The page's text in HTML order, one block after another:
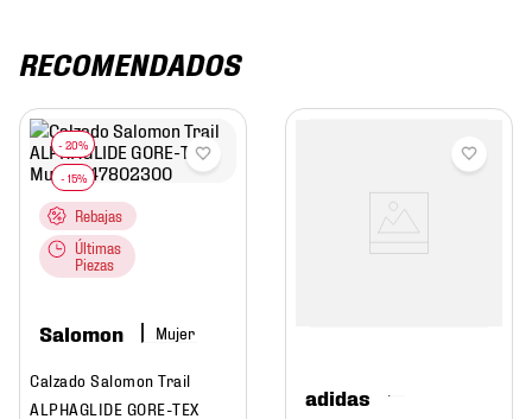
RECOMENDADOS
Rebajas
Últimas
Piezas
Salomon Mujer
Calzado Salomon Trail
ALPHAGLIDE GORE-TEX
adidas